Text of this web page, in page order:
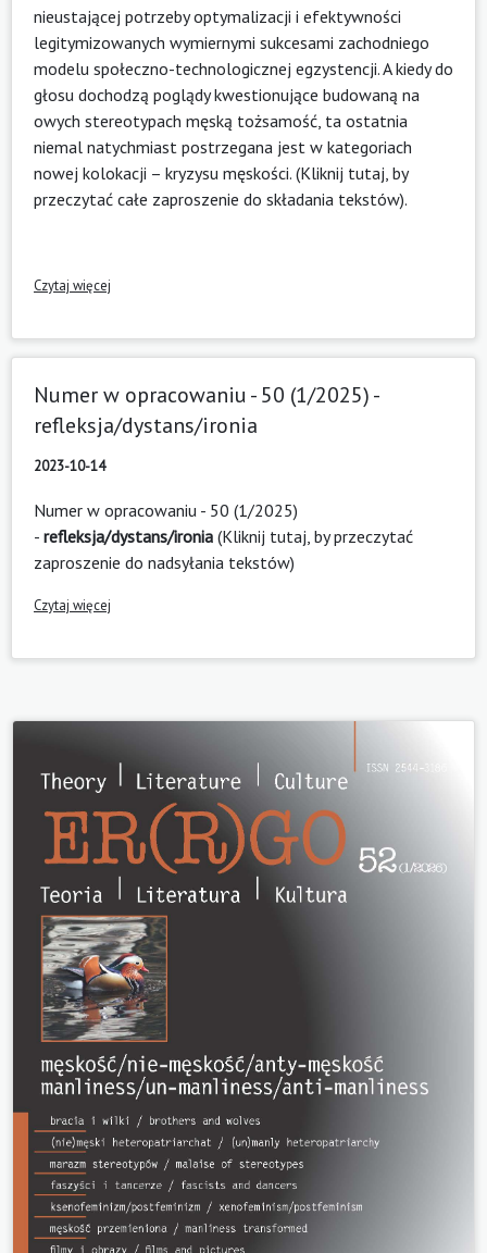
nieustającej potrzeby optymalizacji i efektywności
legitymizowanych wymiernymi sukcesami zachodniego
modelu społeczno-technologicznej egzystencji. A kiedy do
głosu dochodzą poglądy kwestionujące budowaną na
owych stereotypach męską tożsamość, ta ostatnia
niemal natychmiast postrzegana jest w kategoriach
nowej kolokacji – kryzysu męskości. (Kliknij tutaj, by
przeczytać całe zaproszenie do składania tekstów).
Czytaj więcej
Numer w opracowaniu - 50 (1/2025) -
refleksja/dystans/ironia
2023-10-14
Numer w opracowaniu - 50 (1/2025)
- refleksja/dystans/ironia (Kliknij tutaj, by przeczytać
zaproszenie do nadsyłania tekstów)
Czytaj więcej